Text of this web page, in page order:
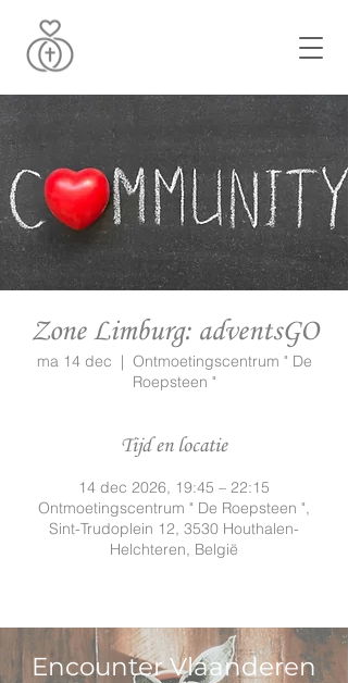
Zone Limburg: adventsGO
ma 14 dec
  |
Ontmoetingscentrum " De
Roepsteen "
Tijd en locatie
14 dec 2026, 19:45 – 22:15
Ontmoetingscentrum " De Roepsteen ",
Sint-Trudoplein 12, 3530 Houthalen-
Helchteren, België
Encounter Vlaanderen